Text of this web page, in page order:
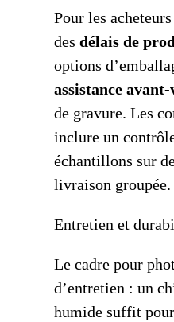
Pour les
des délais de
options
assistance avant-
de gravure. Les
inclure un
échantillons sur
livraison groupée.
Entretien et
Le cadre pour
d’entretien : un
humide suffit